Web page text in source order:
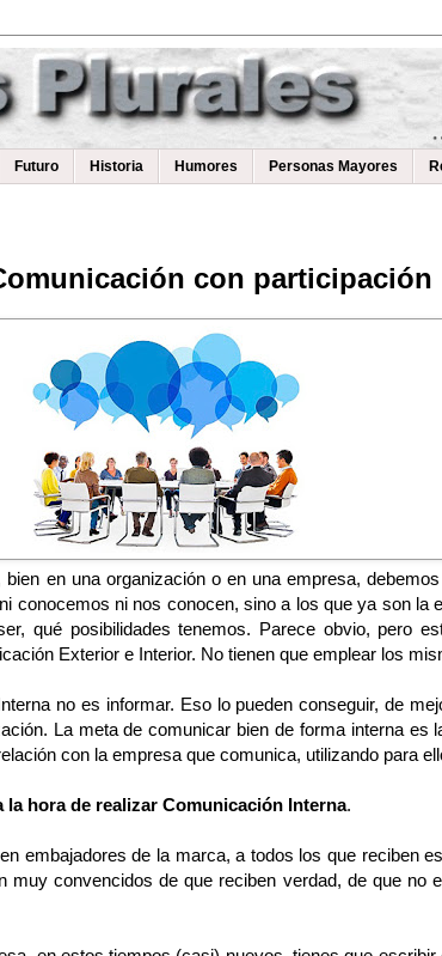
Futuro Historia Humores Personas Mayores
con participación
en una organización o en una empresa,
conocemos ni nos conocen, sino a los que ya son la
qué posibilidades tenemos. Parece obvio, pero
Exterior e Interior. No tienen que emplear los
no es informar. Eso lo pueden conseguir, de
La meta de comunicar bien de forma interna
con la empresa que comunica, utilizando para
la hora de realizar Comunicación Interna.
embajadores de la marca, a todos los que reciben
convencidos de que reciben verdad, de que no